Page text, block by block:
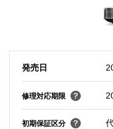
発売日
修理対応期限
初期保証区分